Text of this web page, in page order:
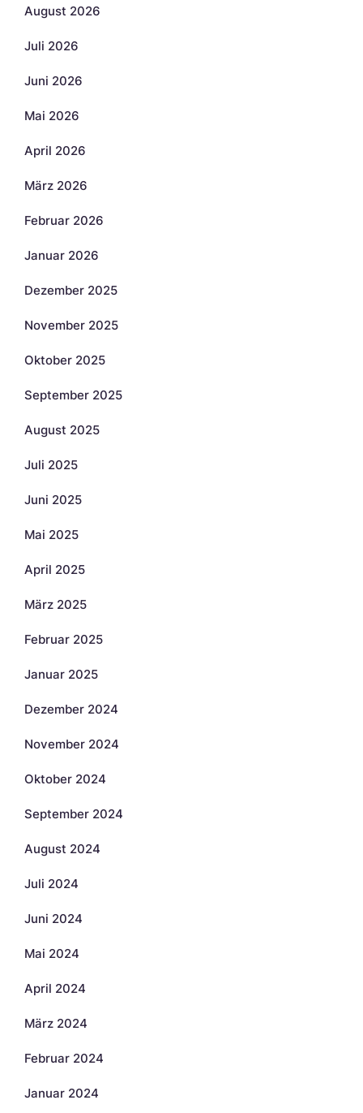
August 2026
Juli 2026
Juni 2026
Mai 2026
April 2026
März 2026
Februar 2026
Januar 2026
Dezember 2025
November 2025
Oktober 2025
September 2025
August 2025
Juli 2025
Juni 2025
Mai 2025
April 2025
März 2025
Februar 2025
Januar 2025
Dezember 2024
November 2024
Oktober 2024
September 2024
August 2024
Juli 2024
Juni 2024
Mai 2024
April 2024
März 2024
Februar 2024
Januar 2024